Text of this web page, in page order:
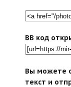
BB код
Вы можете
текст и